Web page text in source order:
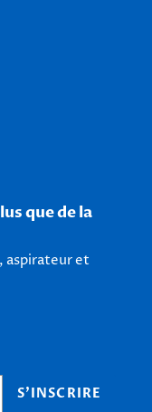
que de la
aspirateur et
S'INSCRIRE